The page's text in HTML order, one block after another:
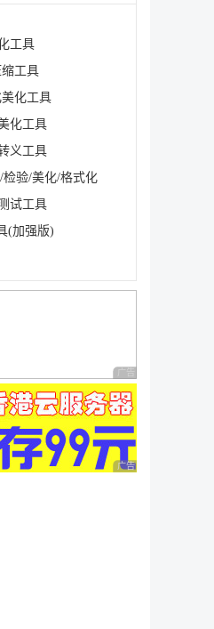
工具
工具
化工具
化工具
义工具
检验/美化/格式化
试工具
(加强版)
广告 商业广告，理性
广告 商业广告，理性